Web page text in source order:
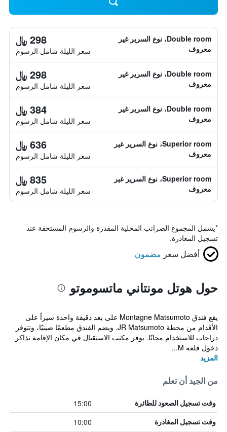
Double room، نوع السرير غير
معروف
298 ﷼
سعر الليلة شامل الرسوم
Double room، نوع السرير غير
معروف
298 ﷼
سعر الليلة شامل الرسوم
Double room، نوع السرير غير
معروف
384 ﷼
سعر الليلة شامل الرسوم
Superior room، نوع السرير غير
معروف
636 ﷼
سعر الليلة شامل الرسوم
Superior room، نوع السرير غير
معروف
835 ﷼
سعر الليلة شامل الرسوم
*يشمل المجموع الضرائب المحلية المقدرة والرسوم المستحقة عند
تسجيل المغادرة.
أفضل سعر مضمون
حول هوتل مونتاني ماتسوموتو
يقع فندق Montagne Matsumoto على بعد دقيقة واحدة سيراً على
الأقدام من محطة JR Matsumoto. ويضم الفندق مطعمًا صينيًا، وتتوفر
دراجات للاستخدام مجانًا. يوفر مكتب الاستقبال في مكان الإقامة تذاكر
دخول قلعة M...
المزيد
من الجيد أن تعلم
وقت تسجيل الصعود للطائرة 15:00
وقت تسجيل المغادرة 10:00